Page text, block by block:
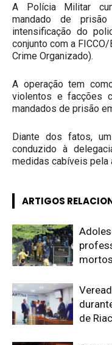
A Polícia Militar
mandado de
intensificação do
conjunto com a
Crime Organizado).
A operação tem
violentos e facções
mandados de prisão
Diante dos fatos,
conduzido à
medidas cabíveis pela
ARTIGOS
mortos
de